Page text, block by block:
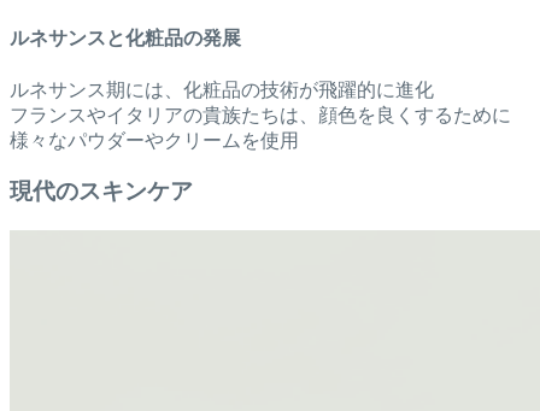
ルネサンスと化粧品の発展
ルネサンス期には、化粧品の技術が飛躍的に進化
フランスやイタリアの貴族たちは、顔色を良くするために
様々なパウダーやクリームを使用
現代のスキンケア